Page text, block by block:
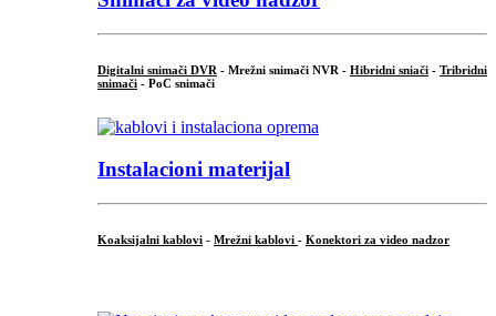
Digitalni snimači DVR - Mrežni snimači NVR - Hibridni sniači - Tribridni
snimači - PoC snimači
Instalacioni materijal
Koaksijalni kablovi - Mrežni kablovi - Konektori za video nadzor